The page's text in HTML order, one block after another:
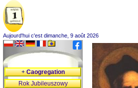
Aujourd'hui c'est dimanche, 9 août 2026
+Caogregation
Rok Jubileuszowy